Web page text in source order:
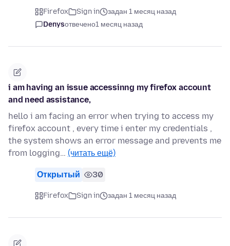
Firefox Sign in
задан 1 месяц назад
Denysотвечено1 месяц назад
i am having an issue accessinng my firefox account
and need assistance,
hello i am facing an error when trying to access my
firefox account , every time i enter my credentials ,
the system shows an error message and prevents me
from logging… (читать ещё)
Открытый 30
Firefox Sign in задан 1 месяц назад